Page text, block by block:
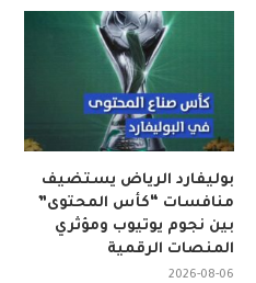
بوليفارد الرياض يستضيف
منافسات “كأس المحتوى”
بين نجوم يوتيوب ومؤثري
المنصات الرقمية
2026-08-06